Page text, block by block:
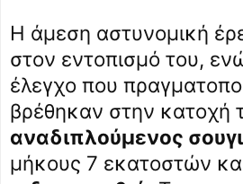
Η άμεση αστυνομική
στον εντοπισμό του,
έλεγχο που
βρέθηκαν στην κατοχή
αναδιπλούμενος
μήκους 7 εκατοστών